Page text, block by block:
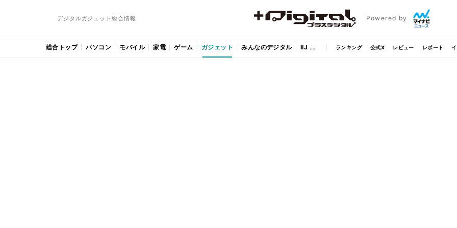
デジタルガジェット総合情報 Powered by
総合トップ パソコン モバイル 家電 ゲーム ガジェット みんなのデジタル IIJ ランキング 公式X レビュー レポート